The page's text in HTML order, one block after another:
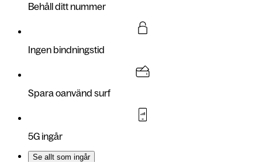
Behåll ditt nummer
Ingen bindningstid
Spara oanvänd surf
5G ingår
Se allt som ingår